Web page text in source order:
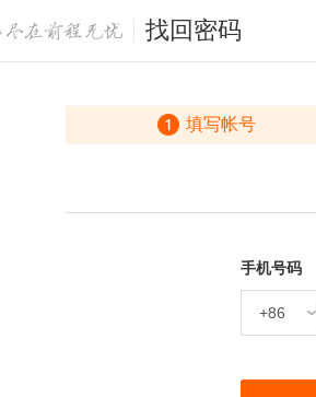
找回密码
填写帐号
手机号码